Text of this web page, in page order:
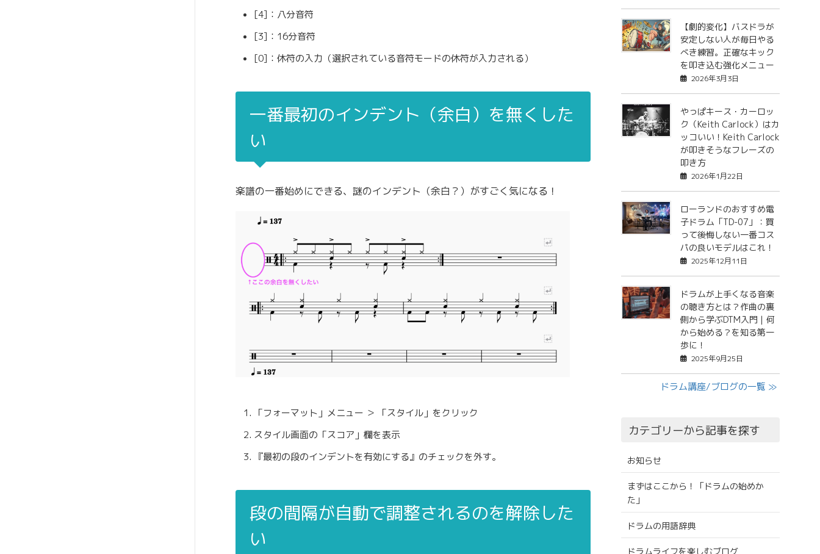
[4]：八分音符
[3]：16分音符
[0]：休符の入力（選択されている音符モードの休符が入力される）
一番最初のインデント（余白）を無くした
い
楽譜の一番始めにできる、謎のインデント（余白？）がすごく気になる！
「フォーマット」メニュー ＞ 「スタイル」をクリック
スタイル画面の「スコア」欄を表示
『最初の段のインデントを有効にする』のチェックを外す。
段の間隔が自動で調整されるのを解除した
い
【劇的変化】バスドラが
安定しない人が毎日やる
べき練習。正確なキック
を叩き込む強化メニュー
2026年3月3日
やっぱキース・カーロッ
ク（Keith Carlock）はカ
ッコいい！Keith Carlock
が叩きそうなフレーズの
叩き方
2026年1月22日
ローランドのおすすめ電
子ドラム「TD-07」：買
って後悔しない一番コス
パの良いモデルはこれ！
2025年12月11日
ドラムが上手くなる音楽
の聴き方とは？作曲の裏
側から学ぶDTM入門｜何
から始める？を知る第一
歩に！
2025年9月25日
ドラム講座/ブログの一覧 ≫
カテゴリーから記事を探す
お知らせ
まずはここから！「ドラムの始めか
た」
ドラムの用語辞典
ドラムライフを楽しむブログ